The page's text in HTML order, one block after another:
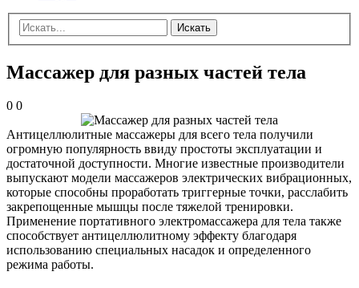
Искать
Массажер для разных частей тела
0 0
Антицеллюлитные массажеры для всего тела получили
огромную популярность ввиду простоты эксплуатации и
достаточной доступности. Многие известные производители
выпускают модели массажеров электрических вибрационных,
которые способны проработать триггерные точки, расслабить
закрепощенные мышцы после тяжелой тренировки.
Применение портативного электромассажера для тела также
способствует антицеллюлитному эффекту благодаря
использованию специальных насадок и определенного
режима работы.